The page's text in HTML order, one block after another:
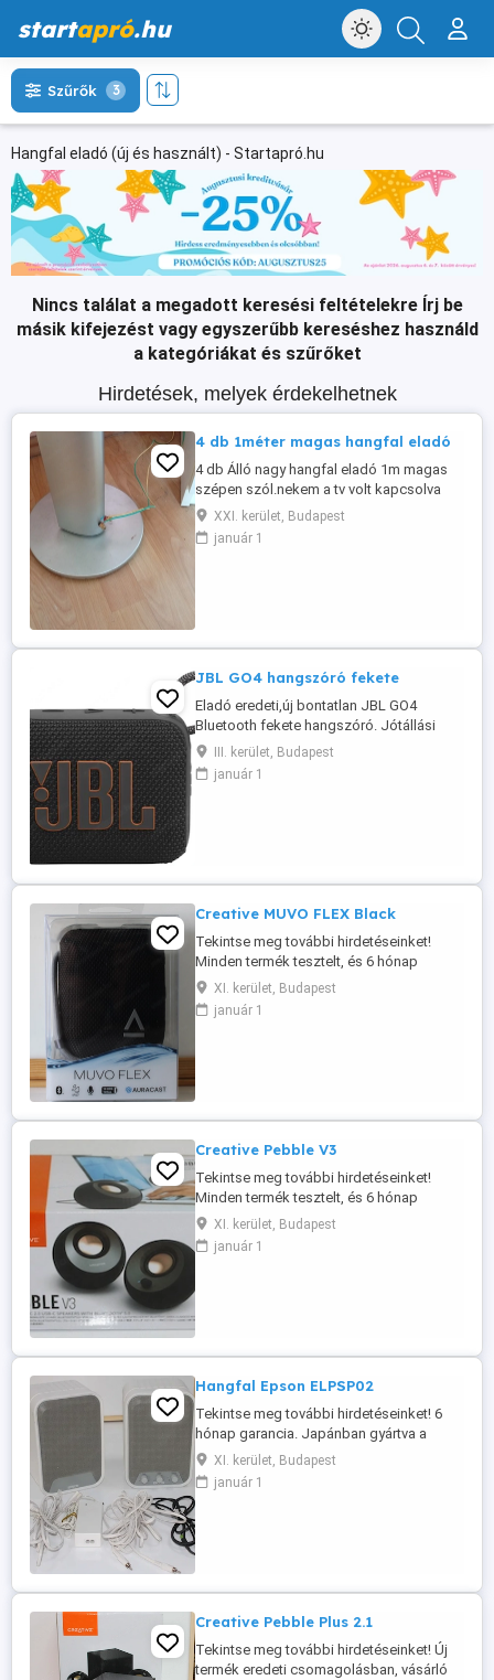
startapró.hu
Hangfal eladó (új és használt) - Startapró.hu
Szűrők 3
Nincs találat a megadott keresési feltételekre Írj be
másik kifejezést vagy egyszerűbb kereséshez használd
a kategóriákat és szűrőket
Hirdetések, melyek érdekelhetnek
4 db 1méter magas hangfal eladó
4 db Álló nagy hangfal eladó 1m magas
szépen szól.nekem a tv volt kapcsolva
XXI. kerület, Budapest
január 1
JBL GO4 hangszóró fekete
Eladó eredeti,új bontatlan JBL GO4
Bluetooth fekete hangszóró. Jótállási
jegy a dobozon! Adatok: Méret:
9,4cmx7,6cmx4,2cm 190g Bluetooth 5,3
Porálló,vízálló: IP67 4,2W 90Hz - 20000Hz
III. kerület, Budapest
január 1
Creative MUVO FLEX Black
Tekintse meg további hirdetéseinket!
Minden termék tesztelt, és 6 hónap
garanciával rendelkezik. A képek a valós
termékeket ábrázolják. Ez a termék:
FELÚJÍTOTT Csatornák: 1 Teljesítmény:
XI. kerület, Budapest
január 1
Creative Pebble V3
Tekintse meg további hirdetéseinket!
Minden termék tesztelt, és 6 hónap
garanciával rendelkezik. A képek a valós
termékeket ábrázolják. Ez a termék:
FELÚJÍTOTT Csatornák: 2.0 Teljesítmény:
XI. kerület, Budapest
január 1
Hangfal Epson ELPSP02
Tekintse meg további hirdetéseinket! 6
hónap garancia. Japánban gyártva a
Seiko Epson Corporation által 2 30 W
maximális teljesítmény, 80 Hz 20 kHz
Teljes kábelkészlet, tápegység és fali
XI. kerület, Budapest
január 1
Creative Pebble Plus 2.1
Tekintse meg további hirdetéseinket! Új
termék eredeti csomagolásban, vásárló